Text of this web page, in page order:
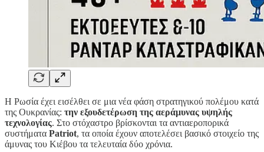
Η Ρωσία έχει εισέλθει σε μια νέα φάση στρατηγικού πολέμου κατά
της Ουκρανίας: την εξουδετέρωση της αεράμυνας υψηλής
τεχνολογίας. Στο στόχαστρο βρίσκονται τα αντιαεροπορικά
συστήματα Patriot, τα οποία έχουν αποτελέσει βασικό στοιχείο της
άμυνας του Κιέβου τα τελευταία δύο χρόνια.